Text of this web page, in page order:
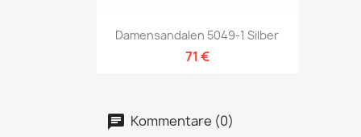
Vorschau
Damensandalen 5049-1 Silber
71 €
Kommentare (0)